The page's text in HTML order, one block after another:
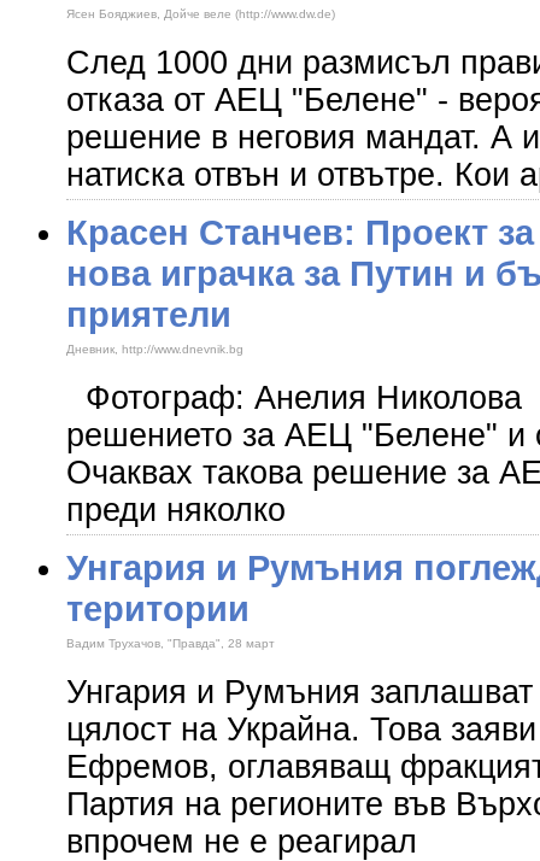
Ясен Бояджиев, Дойче веле (http://www.dw.de)
След 1000 дни размисъл
отказа от АЕЦ "Белене" -
решение в неговия мандат. А
натиска отвън и отвътре. Кои
Красен Станчев: Проект
нова играчка за Путин и
приятели
Дневник, http://www.dnevnik.bg
Фотограф: Анелия
решението за АЕЦ "Белене" и
Очаквах такова решение за
преди няколко
Унгария и Румъния
територии
Вадим Трухачов, "Правда", 28 март
Унгария и Румъния заплашват
цялост на Украйна. Това
Ефремов, оглавяващ
Партия на регионите във
впрочем не е реагирал